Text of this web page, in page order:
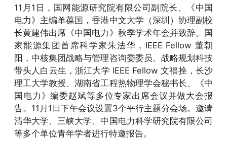
11月1日，国网能源研究院有限公司副院长、《中国
电力》主编单葆国，香港中文大学（深圳）协理副校
长黄建伟出席《中国电力》秋季学术年会并致辞。国
家能源集团首席科学家朱法华，IEEE Fellow 董朝
阳，中核集团战略与管理咨询委委员、战略规划科技
带头人白云生，浙江大学 IEEE Fellow 文福拴，长沙
理工大学教授、湖南省工程热物理学会秘书长、《中
国电力》编委赵斌等多位专家出席会议并做大会报
告。11月1日下午会议设置3个平行主题分会场。邀请
清华大学、三峡大学、中国电力科学研究院有限公司
等多个单位青年学者进行特邀报告。